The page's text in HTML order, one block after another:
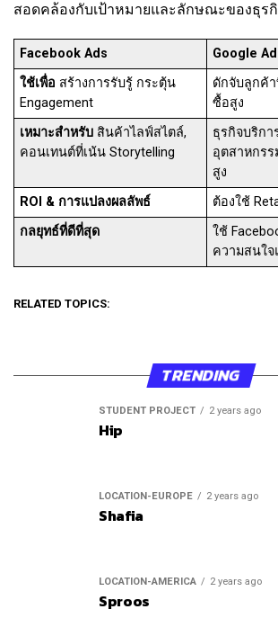
สอดคล้องกับเป้าหมายและลักษณะของธุร
Facebook Ads
Google
ใช้เพื่อ สร้างการรับรู้ กระตุ้น
Engagement
ดักจับลูกค้
ซื้อสูง
เหมาะสำหรับ สินค้าไลฟ์สไตล์,
คอนเทนต์ที่เน้น Storytelling
ธุรกิจบริกา
อุตสาหกรร
สูง
ROI & การแปลงผลลัพธ์
ต้องใช้
กลยุทธ์ที่ดีที่สุด
ใช้
ความสนใ
RELATED TOPICS:
TRENDING
STUDENT PROJECT 2 years ago
Hip
LOCATION-EUROPE 2 years ago
Shafia
LOCATION-AMERICA 2 years ago
Sproos